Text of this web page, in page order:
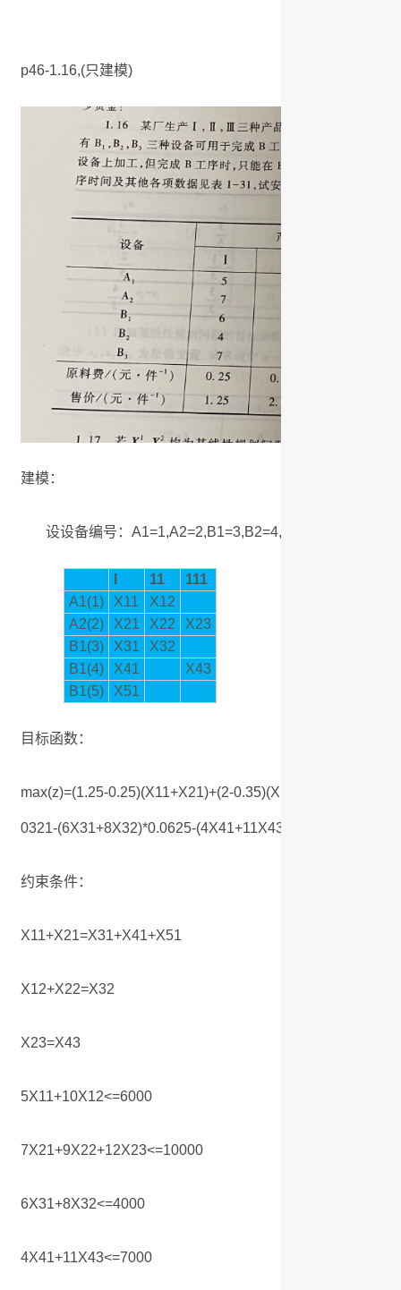
p46-1.16,(只建模)
建模：
设设备编号：A1=1,A2=2,B1=3,B2=4,B3=5;设Xij表示第i
11
111
A1(1)
X11
X12
A2(2)
X21 X22
X23
B1(3)
X31
X32
B1(4)
X41
X43
B1(5)
X51
目标函数：
max(z)=(1.25-0.25)(X11+X21)+(2-0.35)(X12+X22)+(2.8-
0321-(6X31+8X32)*0.0625-(4X41+11X43)*0.1119-
约束条件：
X11+X21=X31+X41+X51
X12+X22=X32
X23=X43
5X11+10X12<=6000
7X21+9X22+12X23<=10000
6X31+8X32<=4000
4X41+11X43<=7000